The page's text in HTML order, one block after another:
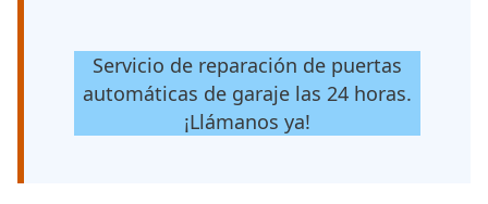
Servicio de reparación de puertas
automáticas de garaje las 24 horas.
¡Llámanos ya!